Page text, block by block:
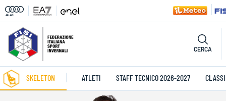
CERCA
SKELETON ATLETI STAFF TECNICO 2026-2027